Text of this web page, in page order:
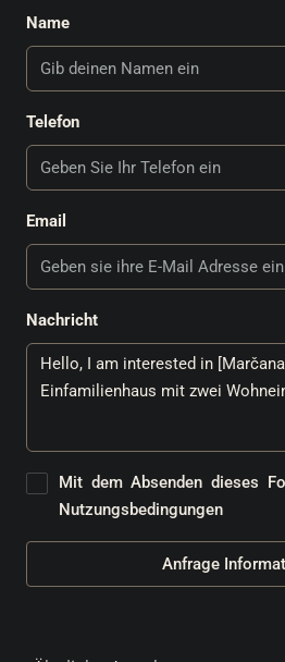
Name
Telefon
Email
Nachricht
Mit dem Absenden dieses
Nutzungsbedingungen
Anfrage